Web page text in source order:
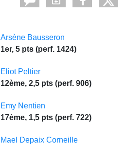
Arsène Bausseron
1er, 5 pts (perf. 1424)
Eliot Peltier
12ème, 2,5 pts (perf. 906)
Emy Nentien
17ème, 1,5 pts (perf. 722)
Mael Depaix Corneille